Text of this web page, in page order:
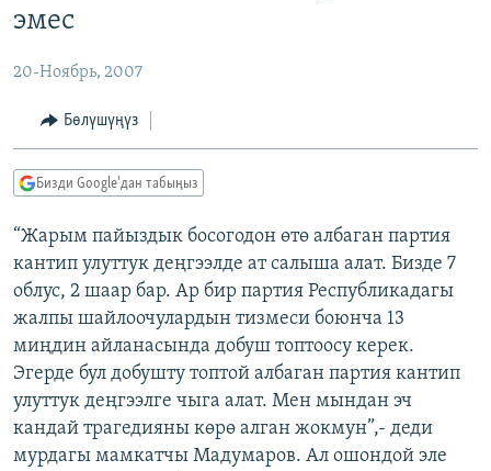
БҮГҮН АЗАТТЫКТА
ЭКСПЕРТТЕР ТАЛДАЙТ
БИЗ ЖАНА ДҮЙНӨ
ЭЖЕ-СИҢДИЛЕР
АЗАТТЫК+
ЫҢГАЙСЫЗ СУРООЛОР
ПОДКАСТ
ӨЗГӨЧӨ ПИКИР
Русский
ОНЛАЙН ШЕРИНЕ
ЭЕ/АРнун бардык сайттары
эмес
20-Ноябрь, 2007
Бөлүшүңүз
Бизди Google'дан табыңыз
“Жарым пайыздык босогодон өтө албаган партия
кантип улуттук деңгээлде ат салыша алат. Бизде 7
облус, 2 шаар бар. Ар бир партия Республикадагы
жалпы шайлоочулардын тизмеси боюнча 13
миңдин айланасында добуш топтоосу керек.
Эгерде бул добушту топтой албаган партия кантип
улуттук деңгээлге чыга алат. Мен мындан эч
кандай трагедияны көрө алган жокмун”,- деди
мурдагы мамкатчы Мадумаров. Ал ошондой эле